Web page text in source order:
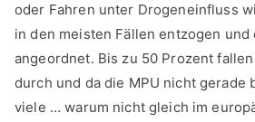
oder Fahren unter Drogeneinfluss
in den meisten Fällen entzogen und
angeordnet. Bis zu 50 Prozent fallen
durch und da die MPU nicht gerade
viele … warum nicht gleich im